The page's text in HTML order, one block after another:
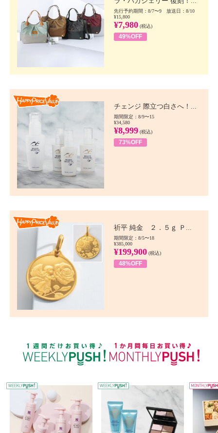
先行予約期間：8/7〜9 放送日：8/10
¥15,800
¥7,980 (税込)
49%OFF
チェンジ 際立つ白さへ！...
期間限定：8/9〜15
¥34,580
¥8,999 (税込)
73%OFF
祈平 純金 ２．５ｇ Ｐ...
期間限定：8/5〜18
¥385,000
¥199,900 (税込)
48%OFF
WEEKLY PUSH